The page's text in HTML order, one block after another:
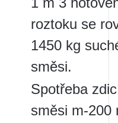
roztoku se
1450 kg
směsi.
Spotřeba
směsi m-200